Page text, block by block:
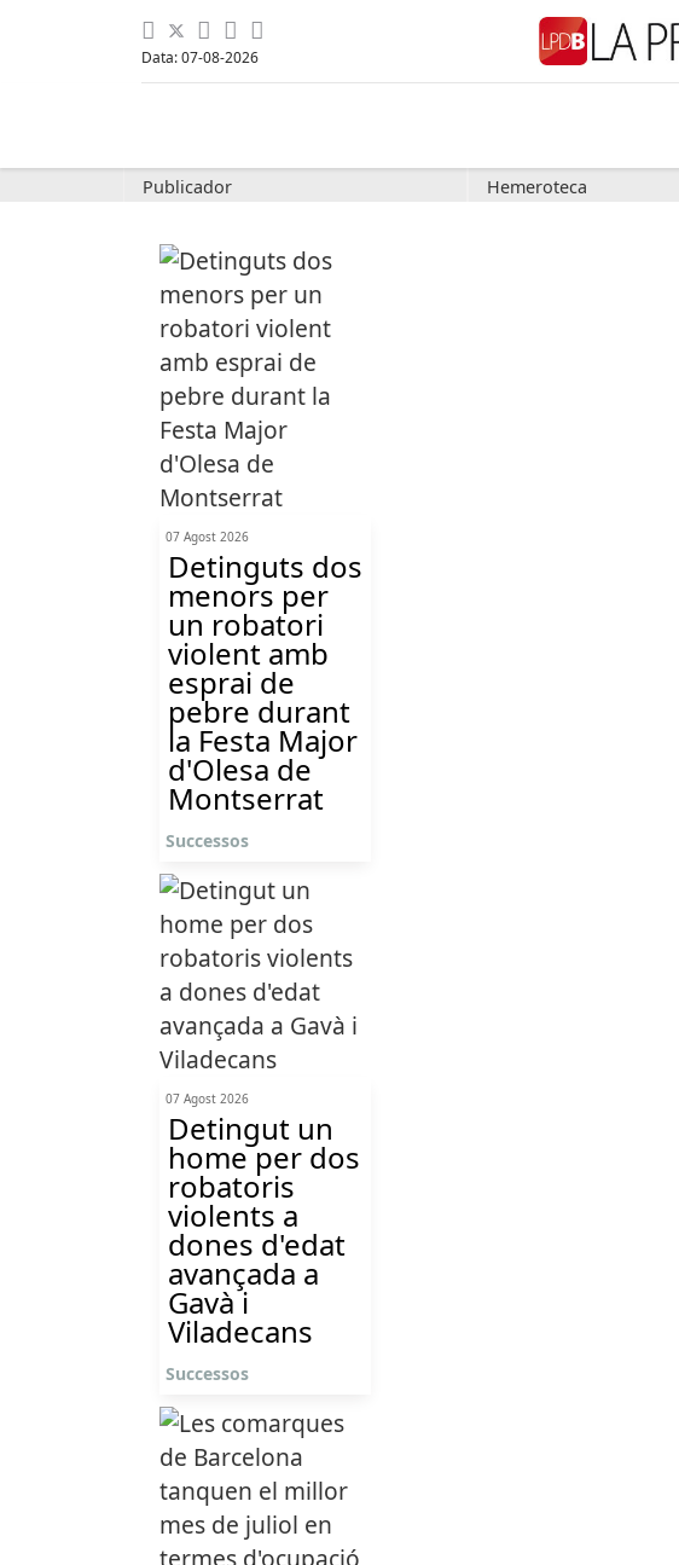
Data: 07-08-2026
Publicador Hemeroteca
07 Agost 2026
Detinguts dos
menors per
un robatori
violent amb
esprai de
pebre durant
la Festa Major
d'Olesa de
Montserrat
Successos
07 Agost 2026
Detingut un
home per dos
robatoris
violents a
dones d'edat
avançada a
Gavà i
Viladecans
Successos